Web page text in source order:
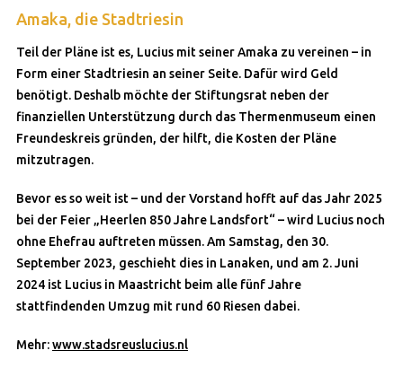
Amaka, die Stadtriesin
Teil der Pläne ist es, Lucius mit seiner Amaka zu vereinen – in
Form einer Stadtriesin an seiner Seite. Dafür wird Geld
benötigt. Deshalb möchte der Stiftungsrat neben der
finanziellen Unterstützung durch das Thermenmuseum einen
Freundeskreis gründen, der hilft, die Kosten der Pläne
mitzutragen.
Bevor es so weit ist – und der Vorstand hofft auf das Jahr 2025
bei der Feier „Heerlen 850 Jahre Landsfort“ – wird Lucius noch
ohne Ehefrau auftreten müssen. Am Samstag, den 30.
September 2023, geschieht dies in Lanaken, und am 2. Juni
2024 ist Lucius in Maastricht beim alle fünf Jahre
stattfindenden Umzug mit rund 60 Riesen dabei.
Mehr:www.stadsreuslucius.nl